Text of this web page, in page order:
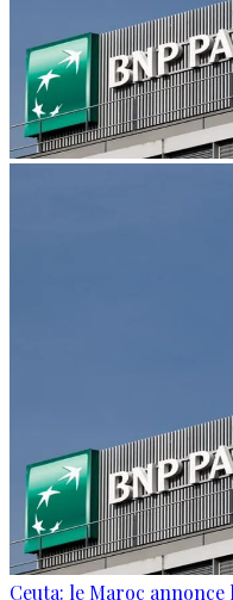
Ceuta: le Maroc